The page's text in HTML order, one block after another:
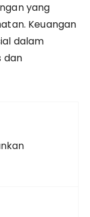
yang
Keuangan
dalam
dan